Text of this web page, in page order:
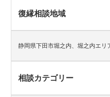
復縁相談地域
静岡県下田市堀之内、堀之内エリ
相談カテゴリー